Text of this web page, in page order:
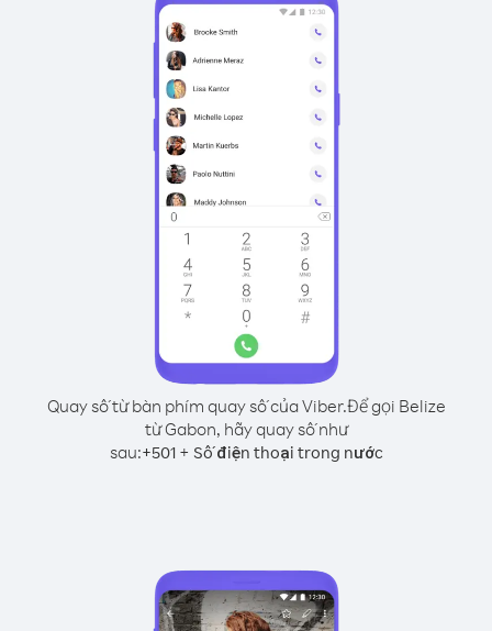
Quay số từ bàn phím quay số của Viber.Để gọi Belize
từ Gabon, hãy quay số như
sau:+501+ Số điện thoại trong nước